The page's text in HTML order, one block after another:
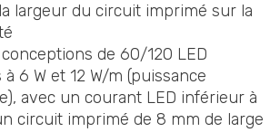
largeur du circuit imprimé sur la
de 60/120 LED
6 W et 12 W/m (puissance
avec un courant LED inférieur à
circuit imprimé de 8 mm de large